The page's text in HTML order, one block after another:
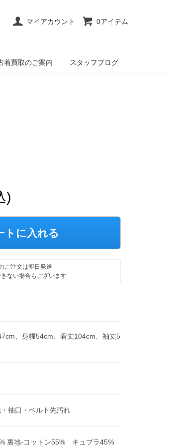
マイアカウント 0アイテム
着買取のご案内 スタッフブログ
)
トに入れる
ご注文は即日発送
ない場合もございます
、身幅54cm、着丈104cm、袖丈5
袖口・ベルト先汚れ
裏地-コットン55% キュプラ45%